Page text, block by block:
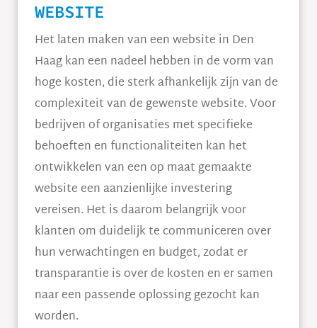
WEBSITE
Het laten maken van een website in Den
Haag kan een nadeel hebben in de vorm van
hoge kosten, die sterk afhankelijk zijn van de
complexiteit van de gewenste website. Voor
bedrijven of organisaties met specifieke
behoeften en functionaliteiten kan het
ontwikkelen van een op maat gemaakte
website een aanzienlijke investering
vereisen. Het is daarom belangrijk voor
klanten om duidelijk te communiceren over
hun verwachtingen en budget, zodat er
transparantie is over de kosten en er samen
naar een passende oplossing gezocht kan
worden.